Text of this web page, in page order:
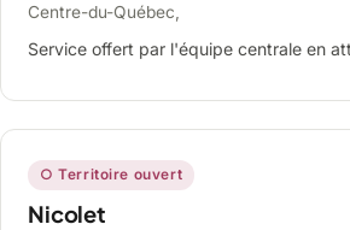
Centre-du-Québec,
Service offert par l'équipe centrale en
○ Territoire ouvert
Nicolet